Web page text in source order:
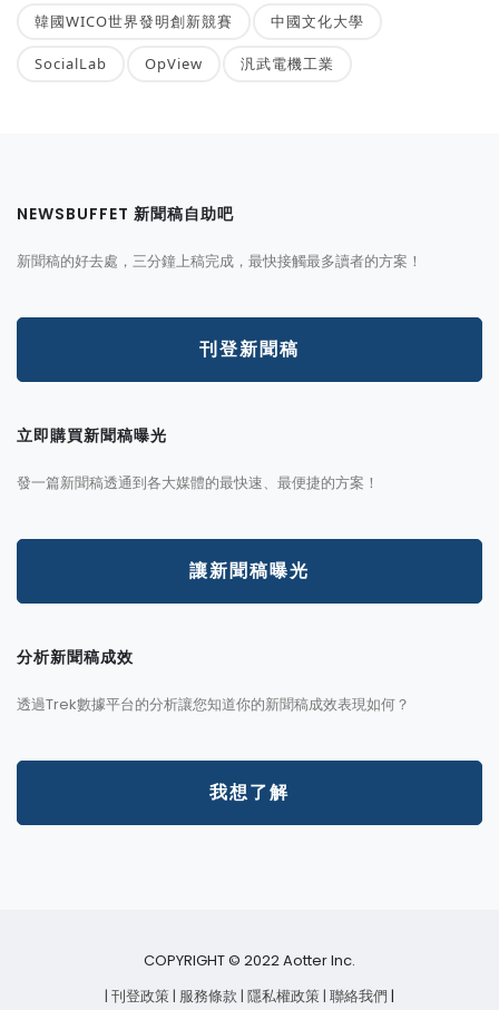
韓國WICO世界發明創新競賽 中國文化大學
SocialLab OpView 汎武電機工業
NEWSBUFFET 新聞稿自助吧
新聞稿的好去處，三分鐘上稿完成，最快接觸最多讀者的方案！
刊登新聞稿
立即購買新聞稿曝光
發一篇新聞稿透通到各大媒體的最快速、最便捷的方案！
讓新聞稿曝光
分析新聞稿成效
透過Trek數據平台的分析讓您知道你的新聞稿成效表現如何？
我想了解
COPYRIGHT © 2022 Aotter Inc.
| 刊登政策 | 服務條款 | 隱私權政策 | 聯絡我們 |